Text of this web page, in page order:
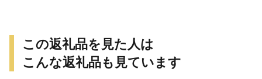
この返礼品を見た人は
こんな返礼品も見ています